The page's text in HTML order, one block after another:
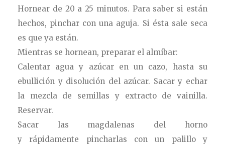
Hornear de 20 a 25 minutos. Para saber si están
hechos, pinchar con una aguja. Si ésta sale seca
es que ya están.
Mientras se hornean, preparar el almíbar:
Calentar agua y azúcar en un cazo, hasta su
ebullición y disolución del azúcar. Sacar y echar
la mezcla de semillas y extracto de vainilla.
Reservar.
Sacar las magdalenas del horno
y rápidamente pincharlas con un palillo y